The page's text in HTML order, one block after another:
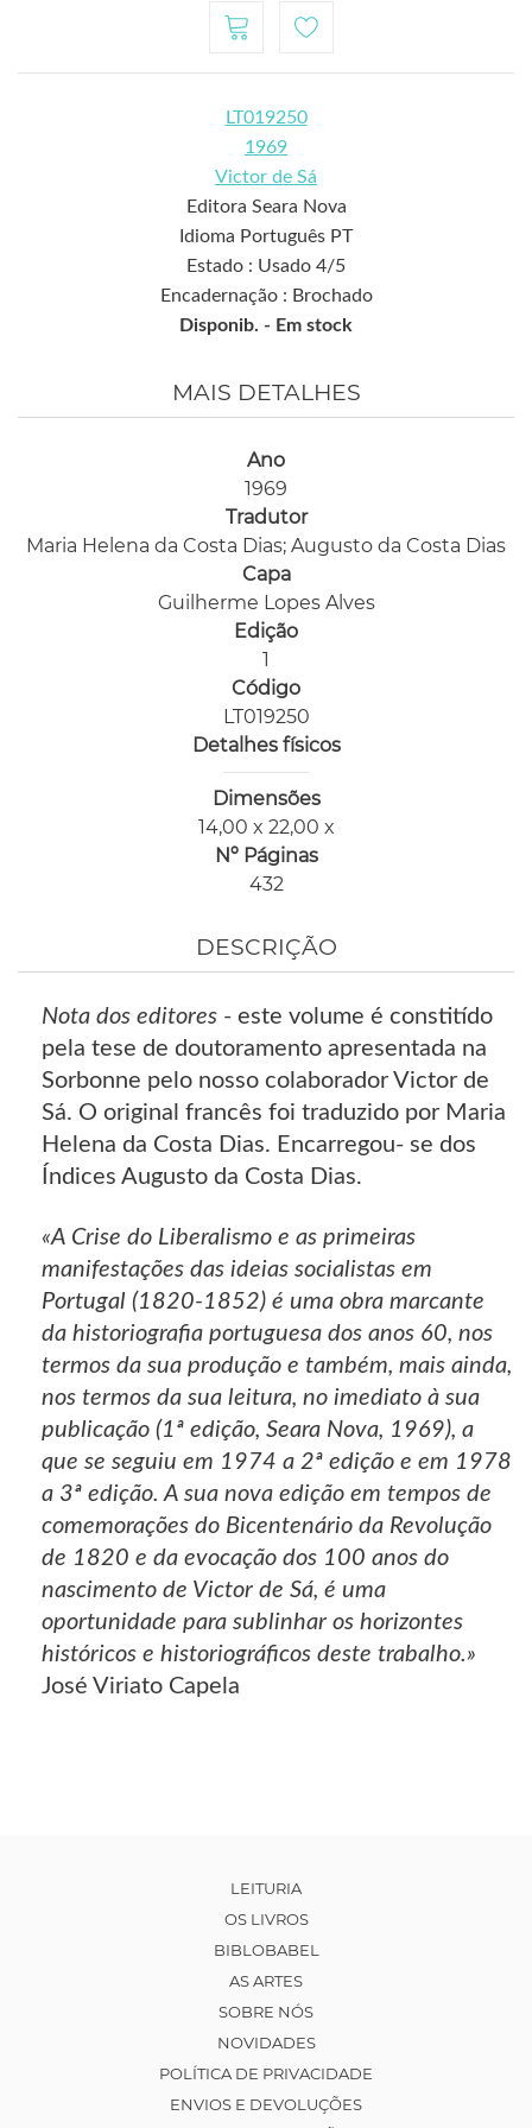
LT019250
1969
Victor de Sá
Editora Seara Nova
Idioma Português PT
Estado : Usado 4/5
Encadernação : Brochado
Disponib. - Em stock
MAIS DETALHES
Ano
1969
Tradutor
Maria Helena da Costa Dias; Augusto da Costa Dias
Capa
Guilherme Lopes Alves
Edição
1
Código
LT019250
Detalhes físicos
Dimensões
14,00 x 22,00 x
Nº Páginas
432
DESCRIÇÃO
Nota dos editores - este volume é constitído
pela tese de doutoramento apresentada na
Sorbonne pelo nosso colaborador Victor de
Sá. O original francês foi traduzido por Maria
Helena da Costa Dias. Encarregou- se dos
Índices Augusto da Costa Dias.
«A Crise do Liberalismo e as primeiras
manifestações das ideias socialistas em
Portugal (1820-1852) é uma obra marcante
da historiografia portuguesa dos anos 60, nos
termos da sua produção e também, mais ainda,
nos termos da sua leitura, no imediato à sua
publicação (1ª edição, Seara Nova, 1969), a
que se seguiu em 1974 a 2ª edição e em 1978
a 3ª edição. A sua nova edição em tempos de
comemorações do Bicentenário da Revolução
de 1820 e da evocação dos 100 anos do
nascimento de Victor de Sá, é uma
oportunidade para sublinhar os horizontes
históricos e historiográficos deste trabalho.»
José Viriato Capela
LEITURIA
OS LIVROS
BIBLOBABEL
AS ARTES
SOBRE NÓS
NOVIDADES
POLÍTICA DE PRIVACIDADE
ENVIOS E DEVOLUÇÕES